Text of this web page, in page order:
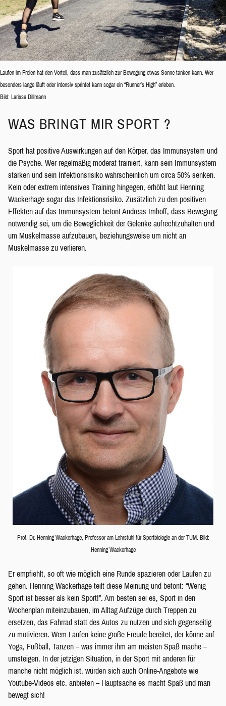
Laufen im Freien hat den Vorteil, dass man zusätzlich zur Bewegung etwas Sonne tanken kann. Wer
besonders lange läuft oder intensiv sprintet kann sogar ein “Runner’s High” erleben.
Bild: Larissa Dillmann
WAS BRINGT MIR SPORT ?
Sport hat positive Auswirkungen auf den Körper, das Immunsystem und
die Psyche. Wer regelmäßig moderat trainiert, kann sein Immunsystem
stärken und sein Infektionsrisiko wahrscheinlich um circa 50% senken.
Kein oder extrem intensives Training hingegen, erhöht laut Henning
Wackerhage sogar das Infektionsrisiko. Zusätzlich zu den positiven
Effekten auf das Immunsystem betont Andreas Imhoff, dass Bewegung
notwendig sei, um die Beweglichkeit der Gelenke aufrechtzuhalten und
um Muskelmasse aufzubauen, beziehungsweise um nicht an
Muskelmasse zu verlieren.
Prof. Dr. Henning Wackerhage, Professor am Lehrstuhl für Sportbiologie an der TUM. Bild:
Henning Wackerhage
Er empfiehlt, so oft wie möglich eine Runde spazieren oder Laufen zu
gehen. Henning Wackerhage teilt diese Meinung und betont: “Wenig
Sport ist besser als kein Sport!”. Am besten sei es, Sport in den
Wochenplan miteinzubauen, im Alltag Aufzüge durch Treppen zu
ersetzen, das Fahrrad statt des Autos zu nutzen und sich gegenseitig
zu motivieren. Wem Laufen keine große Freude bereitet, der könne auf
Yoga, Fußball, Tanzen – was immer ihm am meisten Spaß mache –
umsteigen. In der jetzigen Situation, in der Sport mit anderen für
manche nicht möglich ist, würden sich auch Online-Angebote wie
Youtube-Videos etc. anbieten – Hauptsache es macht Spaß und man
bewegt sich!